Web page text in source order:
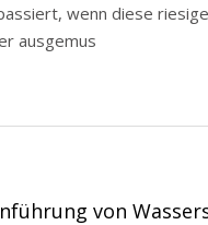
wenn diese
ausgemus
von